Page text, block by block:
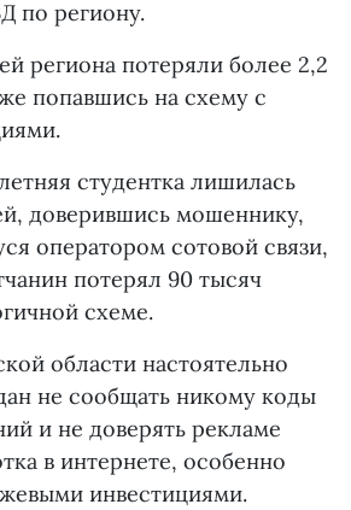
по региону.
региона потеряли более 2,2
попавшись на схему с
студентка лишилась
доверившись мошеннику,
оператором сотовой связи,
потерял 90 тысяч
схеме.
области настоятельно
не сообщать никому коды
и не доверять рекламе
в интернете, особенно
инвестициями.